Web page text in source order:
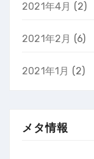
2021年4月 (2)
2021年2月 (6)
2021年1月 (2)
メタ情報